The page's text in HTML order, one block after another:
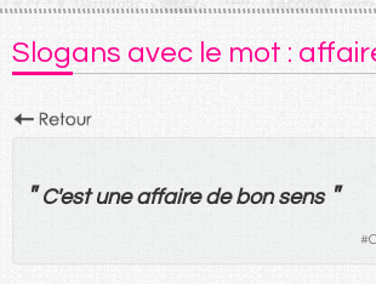
au
contenu
Slogans avec le mot :
"C'est une affaire de bon sens "
#